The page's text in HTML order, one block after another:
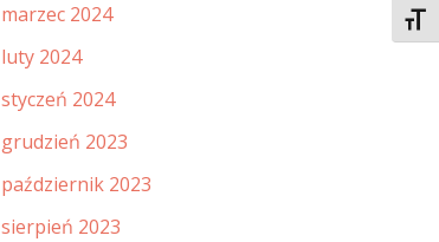
marzec 2024
luty 2024
styczeń 2024
grudzień 2023
październik 2023
sierpień 2023